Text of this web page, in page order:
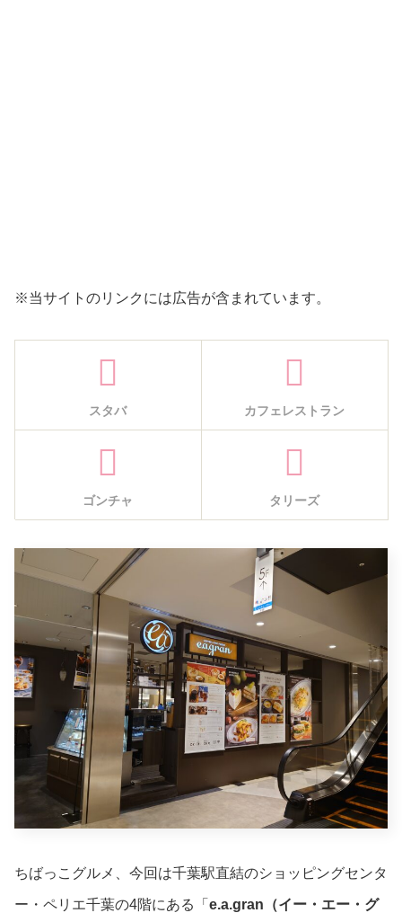
※当サイトのリンクには広告が含まれています。
スタバ カフェレストラン
ゴンチャ タリーズ
ちばっこグルメ、今回は千葉駅直結のショッピングセンタ
ー・ペリエ千葉の4階にある「 e.a.gran（イー・エー・グ